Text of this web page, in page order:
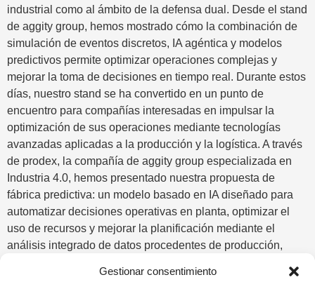
Gestionar consentimiento
industrial como al ámbito de la defensa dual. Desde el stand
de aggity group, hemos mostrado cómo la combinación de
simulación de eventos discretos, IA agéntica y modelos
predictivos permite optimizar operaciones complejas y
mejorar la toma de decisiones en tiempo real. Durante estos
días, nuestro stand se ha convertido en un punto de
encuentro para compañías interesadas en impulsar la
optimización de sus operaciones mediante tecnologías
avanzadas aplicadas a la producción y la logística. A través
de prodex, la compañía de aggity group especializada en
Industria 4.0, hemos presentado nuestra propuesta de
fábrica predictiva: un modelo basado en IA diseñado para
automatizar decisiones operativas en planta, optimizar el
uso de recursos y mejorar la planificación mediante el
análisis integrado de datos procedentes de producción,
la feria, hemos tenido la oportunidad de mostrar distintos